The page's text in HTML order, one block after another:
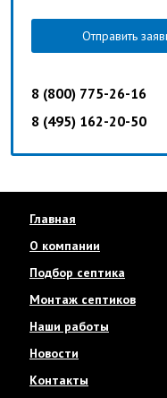
Отправить
8 (800) 775-26-16
8 (495) 162-20-50
Главная
О компании
Подбор септика
Монтаж септиков
Наши работы
Новости
Контакты